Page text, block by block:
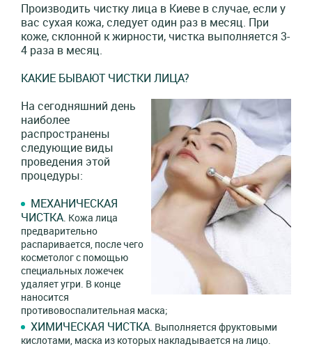
Производить чистку лица в Киеве в случае, если у
вас сухая кожа, следует один раз в месяц. При
коже, склонной к жирности, чистка выполняется 3-
4 раза в месяц.
КАКИЕ БЫВАЮТ ЧИСТКИ ЛИЦА?
На сегодняшний день
наиболее
распространены
следующие виды
проведения этой
процедуры:
МЕХАНИЧЕСКАЯ
ЧИСТКА. Кожа лица
предварительно
распаривается, после чего
косметолог с помощью
специальных ложечек
удаляет угри. В конце
наносится
противовоспалительная маска;
ХИМИЧЕСКАЯ ЧИСТКА. Выполняется фруктовыми
кислотами, маска из которых накладывается на лицо.